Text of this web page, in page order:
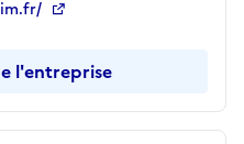
l'entreprise